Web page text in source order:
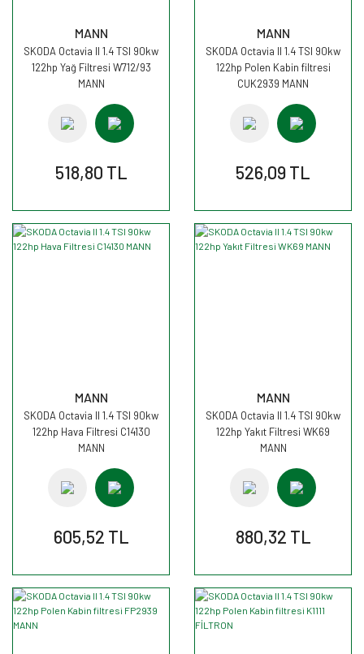
MANN
SKODA Octavia II 1.4 TSI 90kw
122hp Yağ Filtresi W712/93
MANN
518,80 TL
MANN
SKODA Octavia II 1.4 TSI 90kw
122hp Polen Kabin filtresi
CUK2939 MANN
526,09 TL
MANN
SKODA Octavia II 1.4 TSI 90kw
122hp Hava Filtresi C14130
MANN
605,52 TL
MANN
SKODA Octavia II 1.4 TSI 90kw
122hp Yakıt Filtresi WK69
MANN
880,32 TL